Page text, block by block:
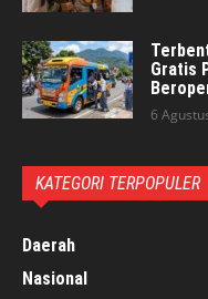
Gratis
6
KATEGORI TERPOPULER
Daerah
Nasional